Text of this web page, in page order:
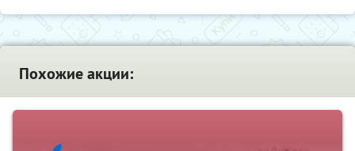
Похожие акции: